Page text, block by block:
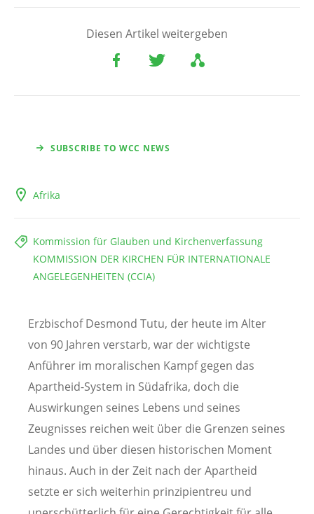
Diesen Artikel weitergeben
SUBSCRIBE TO WCC NEWS
Afrika
Kommission für Glauben und Kirchenverfassung
KOMMISSION DER KIRCHEN FÜR INTERNATIONALE
ANGELEGENHEITEN (CCIA)
Erzbischof Desmond Tutu, der heute im Alter
von 90 Jahren verstarb, war der wichtigste
Anführer im moralischen Kampf gegen das
Apartheid-System in Südafrika, doch die
Auswirkungen seines Lebens und seines
Zeugnisses reichen weit über die Grenzen seines
Landes und über diesen historischen Moment
hinaus. Auch in der Zeit nach der Apartheid
setzte er sich weiterhin prinzipientreu und